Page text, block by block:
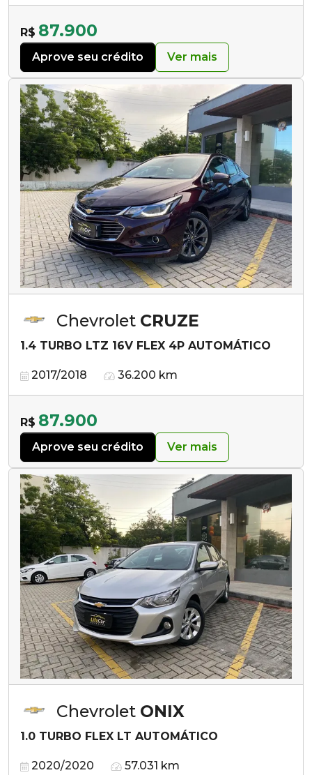
R$ 87.900
Aprove seu crédito Ver mais
Chevrolet CRUZE
1.4 TURBO LTZ 16V FLEX 4P AUTOMÁTICO
2017/2018 36.200 km
R$ 87.900
Aprove seu crédito Ver mais
Chevrolet ONIX
1.0 TURBO FLEX LT AUTOMÁTICO
2020/2020 57.031 km